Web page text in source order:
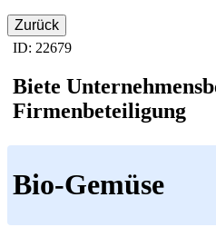
Zurück
ID: 22679
Biete
Firmenbeteiligung
Bio-Gemüse